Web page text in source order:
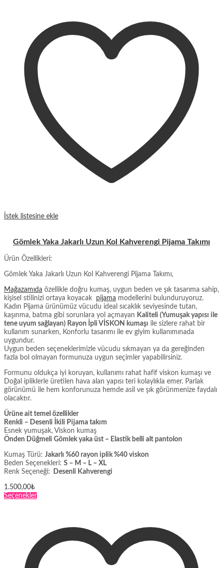
İstek listesine ekle
Gömlek Yaka Jakarlı Uzun Kol Kahverengi Pijama Takımı
Ürün Özellikleri:
Gömlek Yaka Jakarlı Uzun Kol Kahverengi Pijama Takımı,
Mağazamıda özellikle doğru kumaş, uygun beden ve şık tasarıma sahip,
kişisel stilinizi ortaya koyacak pijama modellerini bulunduruyoruz.
Kadın Pijama ürünümüz vücudu ideal sıcaklık seviyesinde tutan,
kaşınma, batma gibi sorunlara yol açmayan Kaliteli (Yumuşak yapısı ile
tene uyum sağlayan) Rayon İpli VİSKON kumaşı ile sizlere rahat bir
kullanım sunarken, Konforlu tasarımı ile ev giyim kullanımınada
uygundur.
Uygun beden seçeneklerimizle vücudu sıkmayan ya da gereğinden
fazla bol olmayan formunuza uygun seçimler yapabilirsiniz.
Formunu oldukça iyi koruyan, kullanımı rahat hafif viskon kumaşı ve
Doğal ipliklerle üretilen hava alan yapısı teri kolaylıkla emer. Parlak
görünümü ile hem konforunuza hemde asil ve şık görünmenize faydalı
olacaktır.
Ürüne ait temel özellikler
Renkli – Desenli İkili Pijama takım
Esnek yumuşak, Viskon kumaş
Önden Düğmeli Gömlek yaka üst – Elastik belli alt pantolon
Kumaş Türü: Jakarlı %60 rayon iplik %40 viskon
Beden Seçenekleri: S – M – L – XL
Renk Seçeneği: Desenli Kahverengi
1.500,00₺
SeçeneklerBu
varyasyonu
var.
Seçenekler
ürün
sayfasından